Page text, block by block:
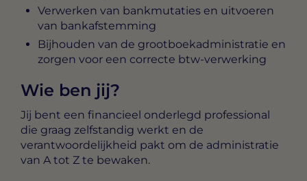
Verwerken van bankmutaties en uitvoeren
van bankafstemming
Bijhouden van de grootboekadministratie en
zorgen voor een correcte btw-verwerking
Wie ben jij?
Jij bent een financieel onderlegd professional
die graag zelfstandig werkt en de
verantwoordelijkheid pakt om de administratie
van A tot Z te bewaken.